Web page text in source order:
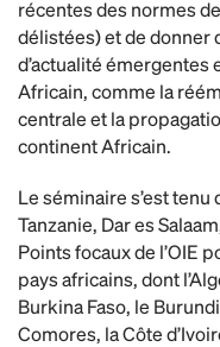
récentes des normes
délistées) et de donner
d’actualité
Africain, comme la
centrale et la
continent Africain.
Le séminaire s’est
Tanzanie, Dar es
Points focaux de l’OIE
pays africains, dont
Burkina Faso, le
Comores, la Côte